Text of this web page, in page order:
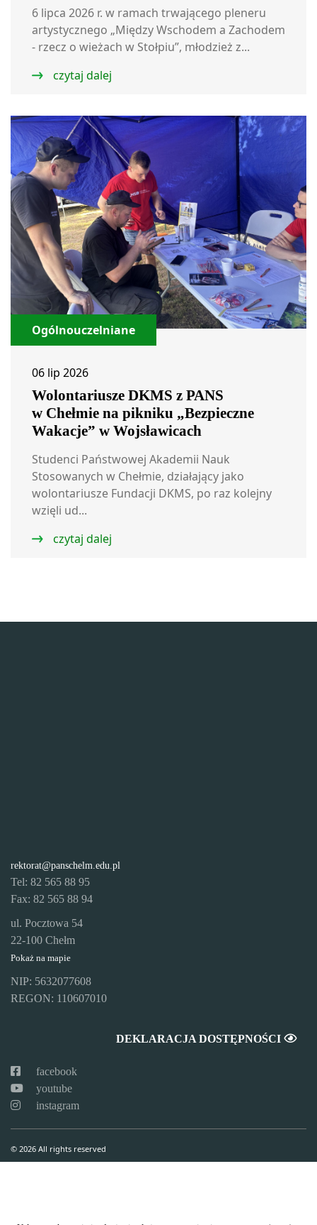
6 lipca 2026 r. w ramach trwającego pleneru
artystycznego „Między Wschodem a Zachodem
- rzecz o wieżach w Stołpiu”, młodzież z...
czytaj dalej
Ogólnouczelniane
06 lip 2026
Wolontariusze DKMS z PANS
w Chełmie na pikniku „Bezpieczne
Wakacje” w Wojsławicach
Studenci Państwowej Akademii Nauk
Stosowanych w Chełmie, działający jako
wolontariusze Fundacji DKMS, po raz kolejny
wzięli ud...
czytaj dalej
rektorat@panschelm.edu.pl
Tel: 82 565 88 95
Fax: 82 565 88 94
ul. Pocztowa 54
22-100 Chełm
Pokaż na mapie
NIP: 5632077608
REGON: 110607010
DEKLARACJA DOSTĘPNOŚCI
facebook
youtube
instagram
© 2026 All rights reserved